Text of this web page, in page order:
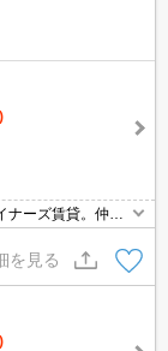
ーズ賃貸。仲介
リングファン付。
合わせ、物件ご案
を見る